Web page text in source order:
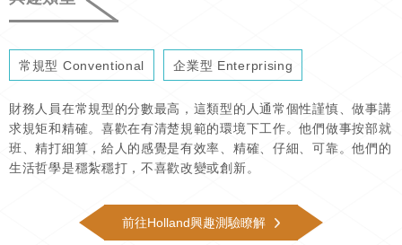
常規型 Conventional 企業型 Enterprising
財務人員在常規型的分數最高，這類型的人通常個性謹慎、做事講
求規矩和精確。喜歡在有清楚規範的環境下工作。他們做事按部就
班、精打細算，給人的感覺是有效率、精確、仔細、可靠。他們的
生活哲學是穩紮穩打，不喜歡改變或創新。
前往Holland興趣測驗瞭解